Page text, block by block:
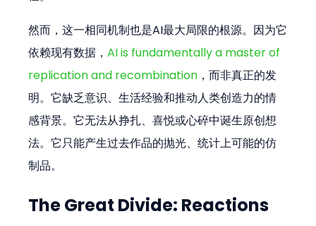
然而，这一相同机制也是AI最大局限的根源。因为它
依赖现有数据，AI is fundamentally a master of
replication and recombination ，而非真正的发
明。它缺乏意识、生活经验和推动人类创造力的情
感背景。它无法从挣扎、喜悦或心碎中诞生原创想
法。它只能产生过去作品的抛光、统计上可能的仿
制品。
The Great Divide: Reactions